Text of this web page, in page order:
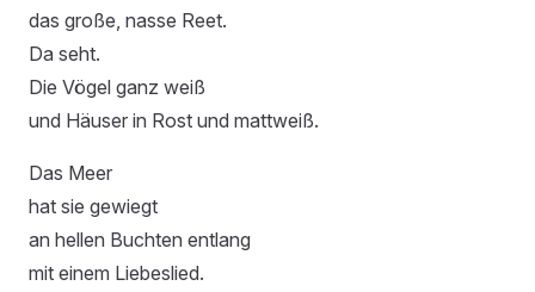
das große, nasse Reet.
Da seht.
Die Vögel ganz weiß
und Häuser in Rost und mattweiß.
Das Meer
hat sie gewiegt
an hellen Buchten entlang
mit einem Liebeslied.